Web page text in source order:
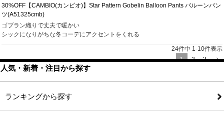
30%OFF【CAMBIO(カンビオ)】Star Pattern Gobelin Balloon Pants バルーンパン
ツ(A51325cmb)
ゴブラン織りで丈夫で暖かい
シックになりがちな冬コーデにアクセントをくれる
24件中 1-10件表示
1
2 3
人気・新着・注目から探す
ランキングから探す